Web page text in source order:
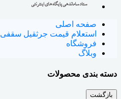
صفحه اصلی
استعلام قیمت جرثقیل سقفی
فروشگاه
وبلاگ
دسته بندی محصولات
بازگشت